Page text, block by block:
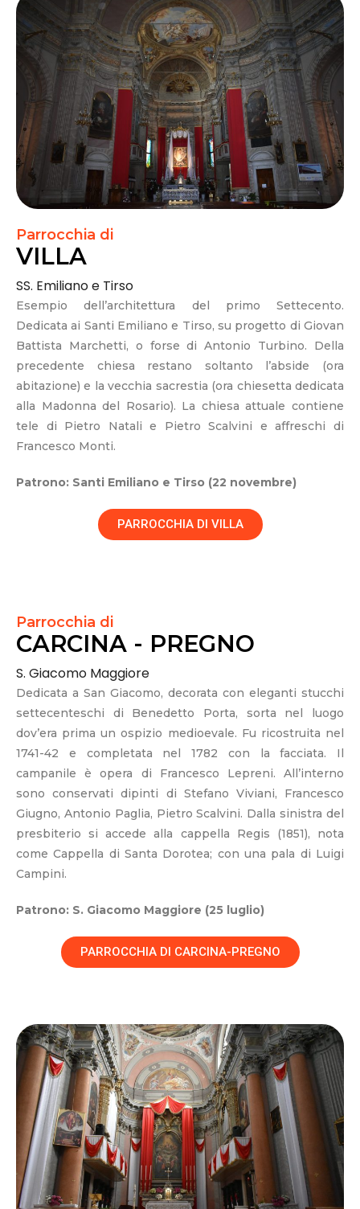
Parrocchia di
VILLA
SS. Emiliano e Tirso
Esempio dell’architettura del primo Settecento.
Dedicata ai Santi Emiliano e Tirso, su progetto di Giovan
Battista Marchetti, o forse di Antonio Turbino. Della
precedente chiesa restano soltanto l’abside (ora
abitazione) e la vecchia sacrestia (ora chiesetta dedicata
alla Madonna del Rosario). La chiesa attuale contiene
tele di Pietro Natali e Pietro Scalvini e affreschi di
Francesco Monti.
Patrono: Santi Emiliano e Tirso (22 novembre)
PARROCCHIA DI VILLA
Parrocchia di
CARCINA - PREGNO
S. Giacomo Maggiore
Dedicata a San Giacomo, decorata con eleganti stucchi
settecenteschi di Benedetto Porta, sorta nel luogo
dov’era prima un ospizio medioevale. Fu ricostruita nel
1741-42 e completata nel 1782 con la facciata. Il
campanile è opera di Francesco Lepreni. All’interno
sono conservati dipinti di Stefano Viviani, Francesco
Giugno, Antonio Paglia, Pietro Scalvini. Dalla sinistra del
presbiterio si accede alla cappella Regis (1851), nota
come Cappella di Santa Dorotea; con una pala di Luigi
Campini.
Patrono: S. Giacomo Maggiore (25 luglio)
PARROCCHIA DI CARCINA-PREGNO